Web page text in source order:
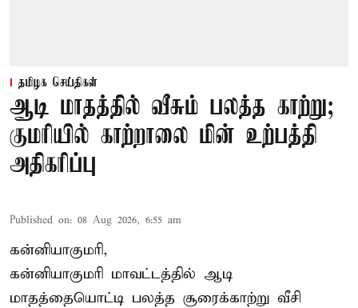
தமிழக செய்திகள்
ஆடி மாதத்தில் வீசும் பலத்த காற்று;
குமரியில் காற்றாலை மின் உற்பத்தி
அதிகரிப்பு
Published on: 08 Aug 2026, 6:55 am
கன்னியாகுமரி,
கன்னியாகுமரி மாவட்டத்தில் ஆடி
மாதத்தையொட்டி பலத்த சூரைக்காற்று வீசி